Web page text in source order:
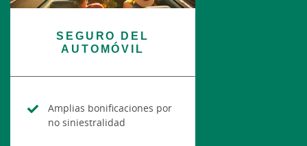
SEGURO DEL
AUTOMÓVIL
Amplias bonificaciones por
no siniestralidad